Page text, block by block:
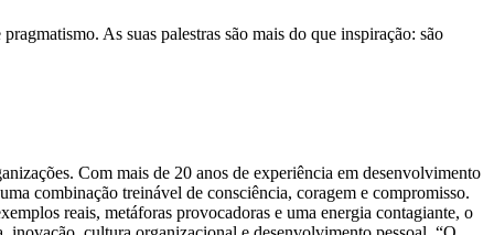
As suas palestras são mais do que inspiração: são
Com mais de 20 anos de experiência em desenvolvimento
combinação treinável de consciência, coragem e compromisso.
reais, metáforas provocadoras e uma energia contagiante, o